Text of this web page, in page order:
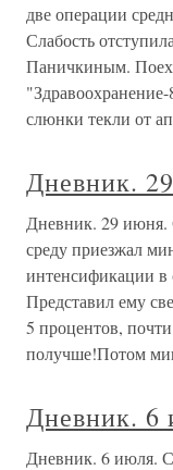
две операции
Слабость
Паничкиным.
слюнки текли от
Дневник.
Дневник. 29 июня.
среду приезжал
интенсификации в
Представил ему
5 процентов,
получше!Потом
Дневник. 6
Дневник. 6 июля.